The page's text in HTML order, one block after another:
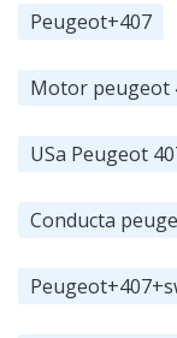
Peugeot+407
Motor peugeot
USa Peugeot
Conducta